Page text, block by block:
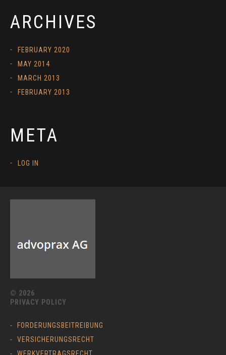
ARCHIVES
FEBRUARY 2020
MAY 2014
MARCH 2013
FEBRUARY 2013
META
LOG IN
© 2026
PRIVACY POLICY
FORDERUNGSBEITREIBUNG
VERSICHERUNGSRECHT
WERKVERTRAGSRECHT